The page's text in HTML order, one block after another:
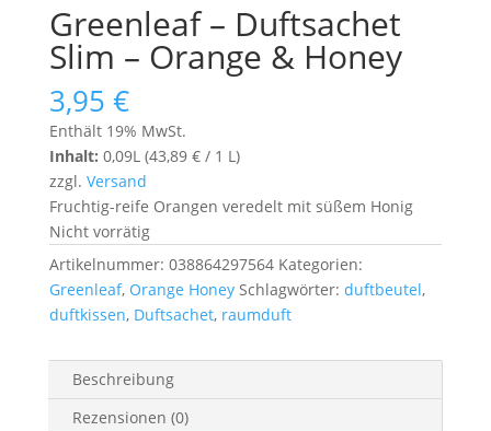
Greenleaf – Duftsachet
Slim – Orange & Honey
3,95 €
Enthält 19% MwSt.
Inhalt: 0,09L (43,89 €/ 1 L)
zzgl. Versand
Fruchtig-reife Orangen veredelt mit süßem Honig
Nicht vorrätig
Artikelnummer: 038864297564 Kategorien:
Greenleaf, Orange Honey Schlagwörter: duftbeutel,
duftkissen, Duftsachet, raumduft
Beschreibung
Rezensionen (0)